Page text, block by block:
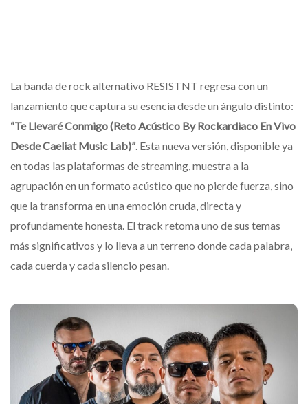
La banda de rock alternativo RESISTNT regresa con un
lanzamiento que captura su esencia desde un ángulo distinto:
“Te Llevaré Conmigo (Reto Acústico By Rockardiaco En Vivo
Desde Caeliat Music Lab)”. Esta nueva versión, disponible ya
en todas las plataformas de streaming, muestra a la
agrupación en un formato acústico que no pierde fuerza, sino
que la transforma en una emoción cruda, directa y
profundamente honesta. El track retoma uno de sus temas
más significativos y lo lleva a un terreno donde cada palabra,
cada cuerda y cada silencio pesan.